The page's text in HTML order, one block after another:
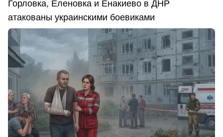
Горловка, Еленовка и Енакиево в ДНР
атакованы украинскими боевиками